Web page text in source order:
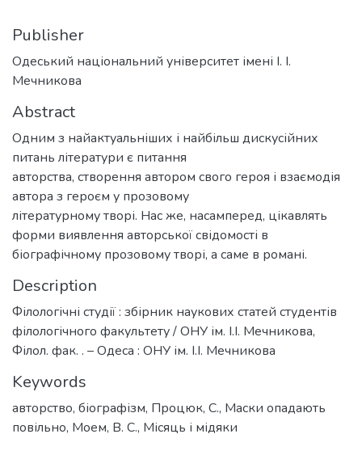
Publisher
Одеський національний університет імені І. І.
Мечникова
Abstract
Одним з найактуальніших і найбільш дискусійних
питань літератури є питання
авторства, створення автором свого героя і взаємодія
автора з героєм у прозовому
літературному творі. Нас же, насамперед, цікавлять
форми виявлення авторської свідомості в
біографічному прозовому творі, а саме в романі.
Description
Філологічні студії : збірник наукових статей студентів
філологічного факультету / ОНУ ім. І.І. Мечникова,
Філол. фак. . – Одеса : ОНУ ім. І.І. Мечникова
Keywords
авторство, біографізм, Процюк, С., Маски опадають
повільно, Моем, В. С., Місяць і мідяки